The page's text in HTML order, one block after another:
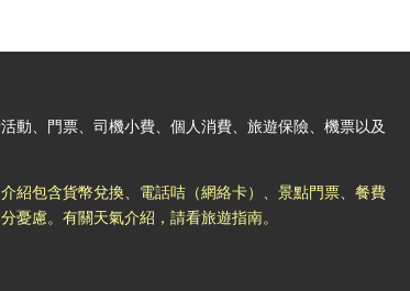
動、門票、司機小費、個人消費、旅遊保險、機票以及
紹包含貨幣兌換、電話咭（網絡卡）、景點門票、餐費
憂慮。有關天氣介紹，請看旅遊指南。